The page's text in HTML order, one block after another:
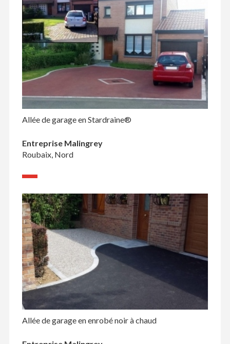
Allée de garage en Stardraine®
Entreprise Malingrey
Roubaix, Nord
Allée de garage en enrobé noir à chaud